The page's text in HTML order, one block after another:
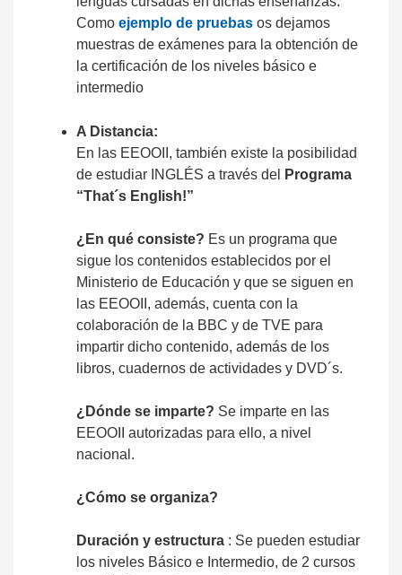
Como ejemplo de pruebas os dejamos
muestras de exámenes para la obtención de
la certificación de los niveles básico e
intermedio
A Distancia:
En las EEOOII, también existe la posibilidad
de estudiar INGLÉS a través del
Programa
“That´s English!”
¿En qué consiste? Es un programa que
sigue los contenidos establecidos por el
Ministerio de Educación y que se siguen en
las EEOOII, además, cuenta con la
colaboración de la BBC y de TVE para
impartir dicho contenido, además de los
libros, cuadernos de actividades y DVD´s.
¿Dónde se imparte? Se imparte en las
EEOOII autorizadas para ello, a nivel
nacional.
¿Cómo se organiza?
Duración y estructura : Se pueden estudiar
los niveles Básico e Intermedio, de 2 cursos